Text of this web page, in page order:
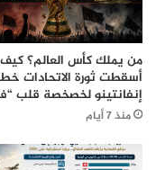
من يملك كأس العالم؟ كيف
أسقطت ثورة الاتحادات
إنفانتينو لخصخصة قلب
منذ 7 أيام